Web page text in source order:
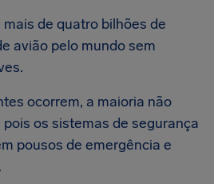
de quatro bilhões de
avião pelo mundo sem
ocorrem, a maioria não
os sistemas de segurança
pousos de emergência e